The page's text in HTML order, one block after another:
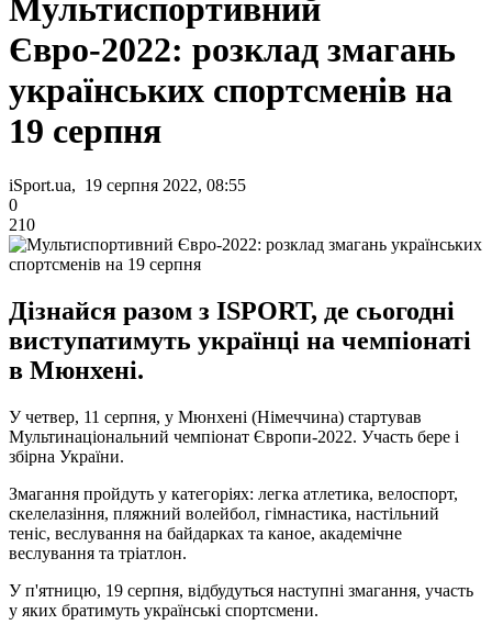
Мультиспортивний
Євро-2022: розклад змагань
українських спортсменів на
19 серпня
iSport.ua, 19 серпня 2022, 08:55
0
210
Дізнайся разом з ISPORT, де сьогодні
виступатимуть українці на чемпіонаті
в Мюнхені.
У четвер, 11 серпня, у Мюнхені (Німеччина) стартував
Мультинаціональний чемпіонат Європи-2022. Участь бере і
збірна України.
Змагання пройдуть у категоріях: легка атлетика, велоспорт,
скелелазіння, пляжний волейбол, гімнастика, настільний
теніс, веслування на байдарках та каное, академічне
веслування та тріатлон.
У п'ятницю, 19 серпня, відбудуться наступні змагання, участь
у яких братимуть українські спортсмени.